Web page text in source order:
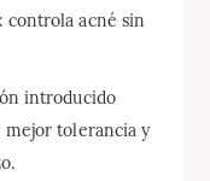
controla acné sin
introducido
tolerancia y